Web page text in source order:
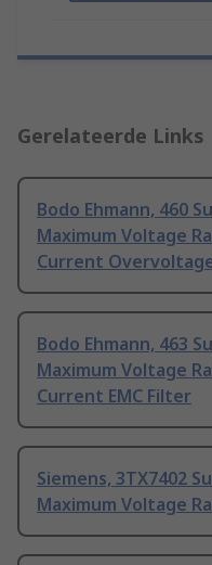
Gerelateerde Links
Bodo Ehmann, 460
Maximum Voltage
Current
Bodo Ehmann, 463
Maximum Voltage
Current EMC Filter
Siemens, 3TX7402
Maximum Voltage